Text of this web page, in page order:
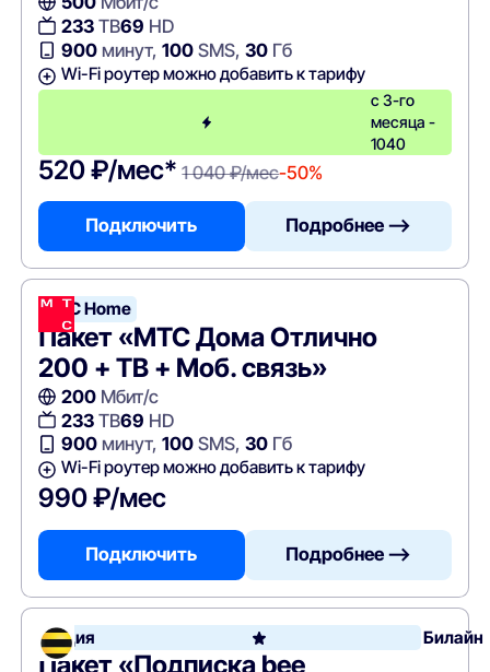
233ТВ69 HD
900минут, 100SMS, 30Гб
Wi-Fi роутер можно добавить к тарифу
с 3-го
месяца -
1040
520 ₽/мес* 1 040 ₽/мес-50%
Подключить Подробнее —>
МТС Home
Пакет «МТС Дома Отлично
200 + ТВ + Моб. связь»
200Мбит/с
233ТВ69 HD
900минут, 100SMS, 30Гб
Wi-Fi роутер можно добавить к тарифу
990 ₽/мес
Подключить Подробнее —>
Акция Билайн
Пакет «Подписка bee